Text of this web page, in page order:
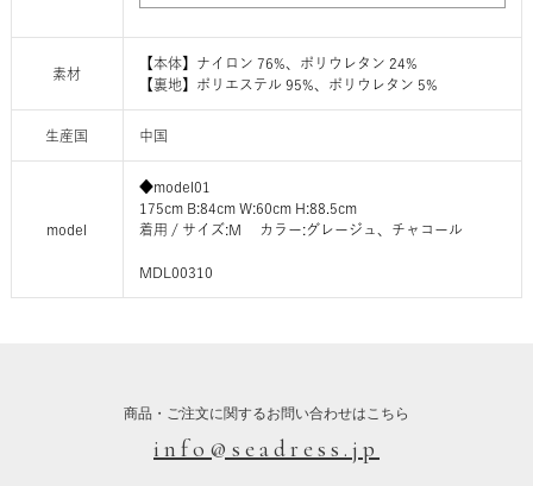
素材
【本体】ナイロン 76%、ポリウレタン 24%
【裏地】ポリエステル 95%、ポリウレタン 5%
生産国 中国
model
◆model01
175cm B:84cm W:60cm H:88.5cm
着用 / サイズ:M カラー:グレージュ、チャコール
MDL00310
商品・ご注文に関するお問い合わせはこちら
info@seadress.jp